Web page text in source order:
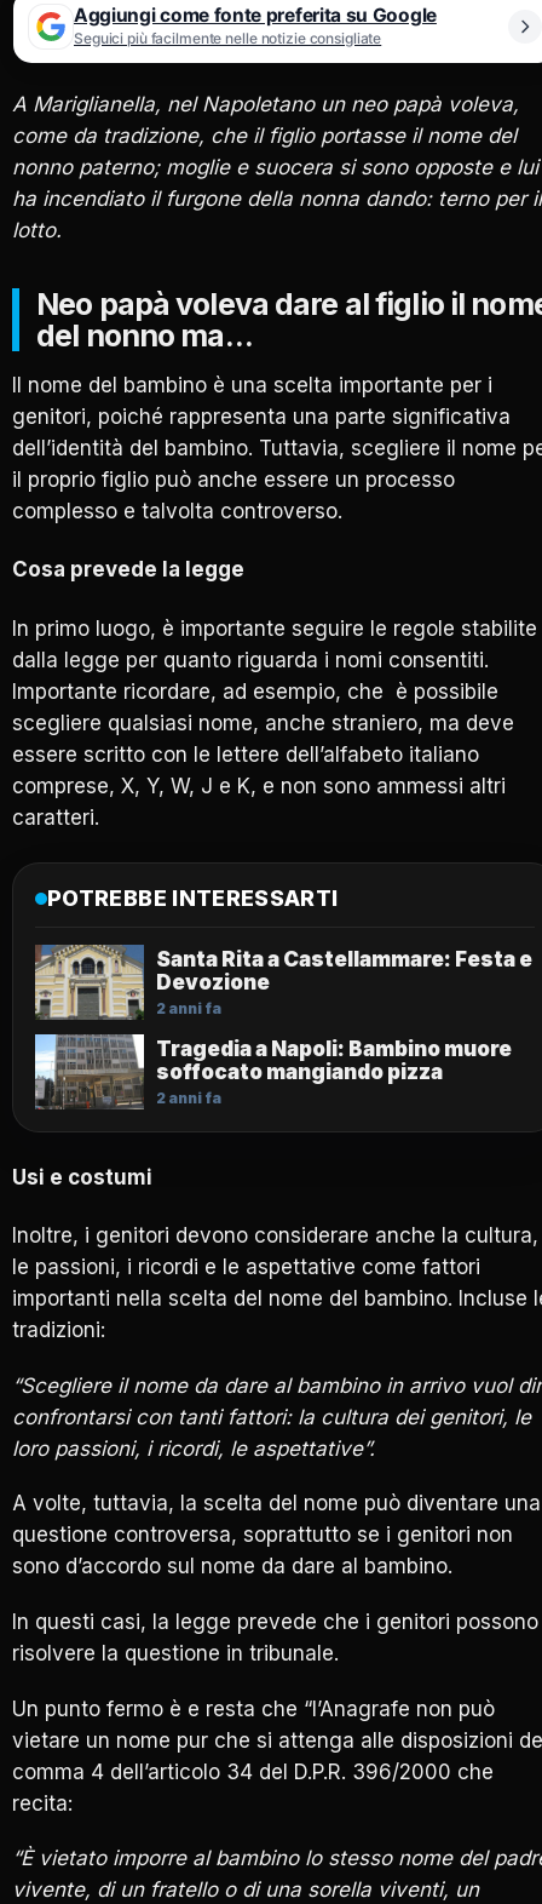
Aggiungi come fonte preferita su Google
Seguici più facilmente nelle notizie consigliate
A Mariglianella, nel Napoletano un neo papà voleva,
come da tradizione, che il figlio portasse il nome del
nonno paterno; moglie e suocera si sono opposte e lui
ha incendiato il furgone della nonna dando: terno per il
lotto.
Neo papà voleva dare al figlio il
del nonno ma…
Il nome del bambino è una scelta importante per i
genitori, poiché rappresenta una parte significativa
dell’identità del bambino. Tuttavia, scegliere il nome
il proprio figlio può anche essere un processo
complesso e talvolta controverso.
Cosa prevede la legge
In primo luogo, è importante seguire le regole stabilite
dalla legge per quanto riguarda i nomi consentiti.
Importante ricordare, ad esempio, che è possibile
scegliere qualsiasi nome, anche straniero, ma deve
essere scritto con le lettere dell’alfabeto italiano
comprese, X, Y, W, J e K, e non sono ammessi altri
caratteri.
POTREBBE INTERESSARTI
Santa Rita a Castellammare: Festa e
Devozione
2 anni fa
Tragedia a Napoli: Bambino muore
soffocato mangiando pizza
2 anni fa
Usi e costumi
Inoltre, i genitori devono considerare anche la cultura,
le passioni, i ricordi e le aspettative come fattori
importanti nella scelta del nome del bambino. Incluse
tradizioni:
“Scegliere il nome da dare al bambino in arrivo vuol
confrontarsi con tanti fattori: la cultura dei genitori, le
loro passioni, i ricordi, le aspettative”.
A volte, tuttavia, la scelta del nome può diventare una
questione controversa, soprattutto se i genitori non
sono d’accordo sul nome da dare al bambino.
In questi casi, la legge prevede che i genitori possono
risolvere la questione in tribunale.
Un punto fermo è e resta che “l’Anagrafe non può
vietare un nome pur che si attenga alle disposizioni
comma 4 dell’articolo 34 del D.P.R. 396/2000 che
recita:
“È vietato imporre al bambino lo stesso nome del
vivente, di un fratello o di una sorella viventi, un